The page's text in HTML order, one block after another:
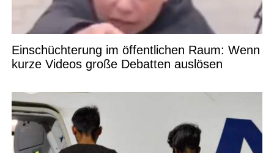
Einschüchterung im öffentlichen Raum: Wenn
kurze Videos große Debatten auslösen